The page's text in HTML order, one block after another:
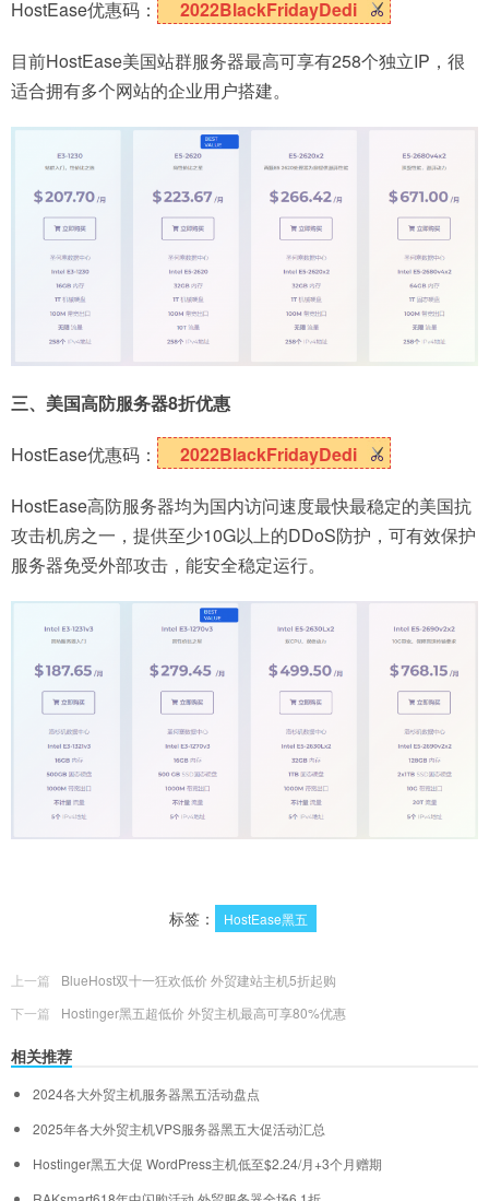
HostEase优惠码： 2022BlackFridayDedi
目前HostEase美国站群服务器最高可享有258个独立IP，很
适合拥有多个网站的企业用户搭建。
三、美国高防服务器8折优惠
HostEase优惠码： 2022BlackFridayDedi
HostEase高防服务器均为国内访问速度最快最稳定的美国抗
攻击机房之一，提供至少10G以上的DDoS防护，可有效保护
服务器免受外部攻击，能安全稳定运行。
标签： HostEase黑五
上一篇
BlueHost双十一狂欢低价 外贸建站主机5折起购
下一篇
Hostinger黑五超低价 外贸主机最高可享80%优惠
相关推荐
2024各大外贸主机服务器黑五活动盘点
2025年各大外贸主机VPS服务器黑五大促活动汇总
Hostinger黑五大促 WordPress主机低至$2.24/月+3个月赠期